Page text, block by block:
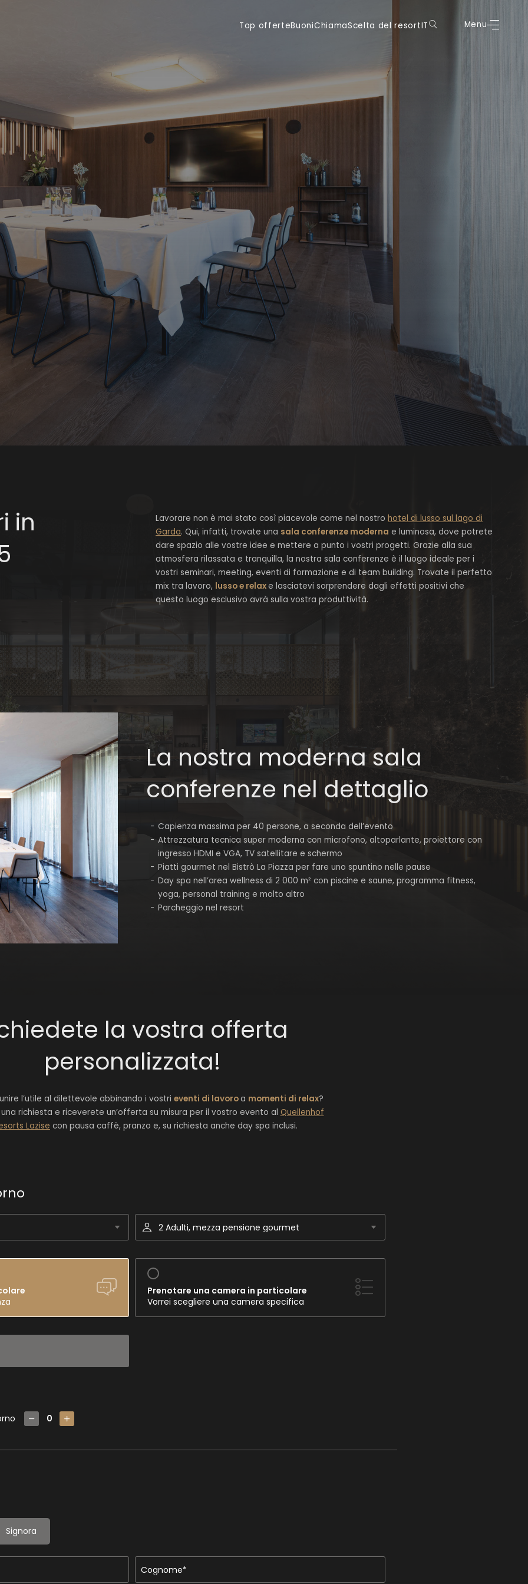
EN
FR
Top offerteBuoniChiamaScelta del resortIT Menu
in
Lavorare non è mai stato così piacevole come nel nostro hotel di lusso sul lago di
Garda. Qui, infatti, trovate una sala conferenze moderna e luminosa, dove potrete
dare spazio alle vostre idee e mettere a punto i vostri progetti. Grazie alla sua
atmosfera rilassata e tranquilla, la nostra sala conferenze è il luogo ideale per i
vostri seminari, meeting, eventi di formazione e di team building. Trovate il perfetto
mix tra lavoro, lusso e relaxe lasciatevi sorprendere dagli effetti positivi che
questo luogo esclusivo avrà sulla vostra produttività.
La nostra moderna sala
conferenze nel dettaglio
Capienza massima per 40 persone, a seconda dell’evento
Attrezzatura tecnica super moderna con microfono, altoparlante, proiettore con
ingresso HDMI e VGA, TV satellitare e schermo
Piatti gourmet nel Bistrò La Piazza per fare uno spuntino nelle pause
Day spa nell’area wellness di 2 000 m² con piscine e saune, programma fitness,
yoga, personal training e molto altro
Parcheggio nel resort
la vostra offerta
personalizzata!
l’utile al dilettevole abbinando i vostri eventi di lavoroa momenti di relax?
richiesta e riceverete un’offerta su misura per il vostro evento al Quellenhof
Lazise con pausa caffè, pranzo e, su richiesta anche day spa inclusi.
2 Adulti, mezza pensione gourmet
Prenotare una camera in particolare
Vorrei scegliere una camera specifica
Signora
Cognome*